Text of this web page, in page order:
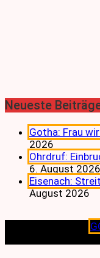
Neueste
Gotha: Frau
2026
Ohrdruf:
6. August 2026
Eisenach:
August 2026
Lokalen verpflichtet.